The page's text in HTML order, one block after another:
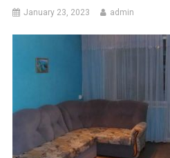
January 23, 2023 admin